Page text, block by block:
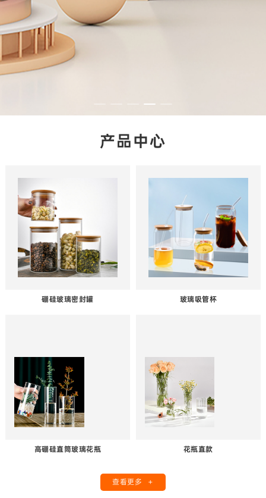
产品中心
硼硅玻璃密封罐 玻璃吸管杯
高硼硅直筒玻璃花瓶 花瓶直款
查看更多 +